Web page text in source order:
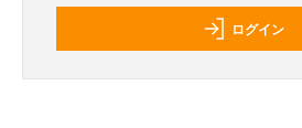
ログイン